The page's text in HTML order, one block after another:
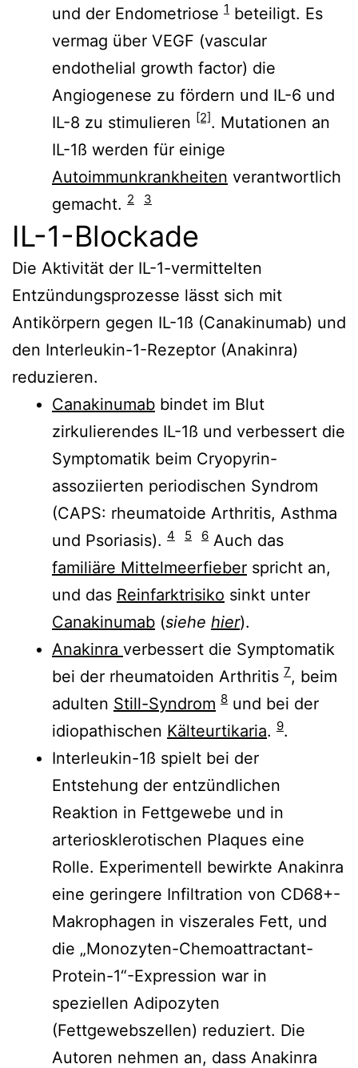
und der Endometriose 1 beteiligt. Es
vermag über VEGF (vascular
endothelial growth factor) die
Angiogenese zu fördern und IL-6 und
IL-8 zu stimulieren [2]. Mutationen an
IL-1ß werden für einige
Autoimmunkrankheiten verantwortlich
gemacht. 2 3
IL-1-Blockade
Die Aktivität der IL-1-vermittelten
Entzündungsprozesse lässt sich mit
Antikörpern gegen IL-1ß (Canakinumab) und
den Interleukin-1-Rezeptor (Anakinra)
reduzieren.
Canakinumab bindet im Blut
zirkulierendes IL-1ß und verbessert die
Symptomatik beim Cryopyrin-
assoziierten periodischen Syndrom
(CAPS: rheumatoide Arthritis, Asthma
und Psoriasis). 4 5 6 Auch das
familiäre Mittelmeerfieber spricht an,
und das Reinfarktrisiko sinkt unter
Canakinumab (siehe hier).
Anakinra verbessert die Symptomatik
bei der rheumatoiden Arthritis 7, beim
adulten Still-Syndrom 8 und bei der
idiopathischen Kälteurtikaria. 9.
Interleukin-1ß spielt bei der
Entstehung der entzündlichen
Reaktion in Fettgewebe und in
arteriosklerotischen Plaques eine
Rolle. Experimentell bewirkte Anakinra
eine geringere Infiltration von CD68+-
Makrophagen in viszerales Fett, und
die „Monozyten-Chemoattractant-
Protein-1“-Expression war in
speziellen Adipozyten
(Fettgewebszellen) reduziert. Die
Autoren nehmen an, dass Anakinra